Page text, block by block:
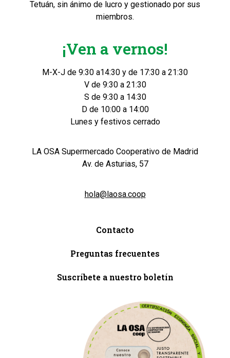
Tetuán, sin ánimo de lucro y gestionado por sus
miembros.
¡Ven a vernos!
M-X-J de 9:30 a14:30 y de 17:30 a 21:30
V de 9:30 a 21:30
S de 9:30 a 14:30
D de 10:00 a 14:00
Lunes y festivos cerrado
LA OSA Supermercado Cooperativo de Madrid
Av. de Asturias, 57
hola@laosa.coop
Contacto
Preguntas frecuentes
Suscríbete a nuestro boletín